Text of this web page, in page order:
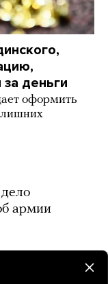
деньги
оформить
лишних
армии